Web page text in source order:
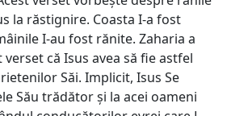
la răstignire. Coasta I-a fost
I-au fost rănite. Zaharia a
verset că Isus avea să fie astfel
Săi. Implicit, Isus Se
Său trădător și la acei oameni